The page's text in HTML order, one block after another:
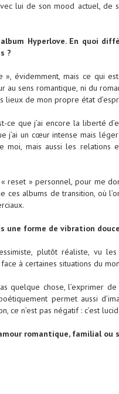
lui de son mood actuel, de
Hyperlove. En quoi
?
évidemment, mais ce qui
au sens romantique, ni du
lieux de mon propre état
ce que j’ai encore la liberté
j’ai un cœur intense mais
moi, mais aussi les relations
« reset » personnel, pour me
ces albums de transition, où
une forme de vibration
plutôt réaliste, vu
à certaines situations du
quelque chose, l’exprimer
permet aussi
ce n’est pas négatif : c’est
romantique, familial